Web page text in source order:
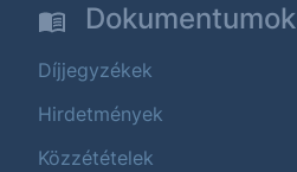
Dokumentumok
Díjjegyzékek
Hirdetmények
Közzétételek